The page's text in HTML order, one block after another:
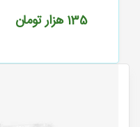
265 هزار تومان